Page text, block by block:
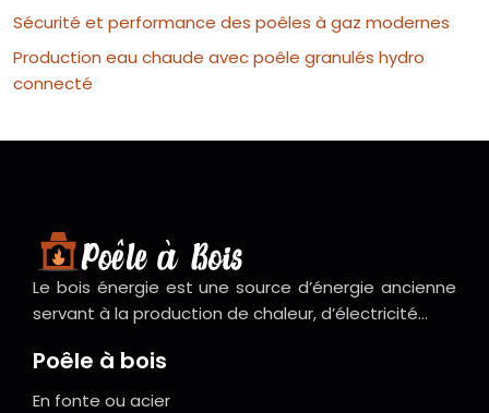
Sécurité et performance des poêles à gaz modernes
Production eau chaude avec poêle granulés hydro
connecté
Le bois énergie est une source d’énergie ancienne
servant à la production de chaleur, d’électricité…
Poêle à bois
En fonte ou acier